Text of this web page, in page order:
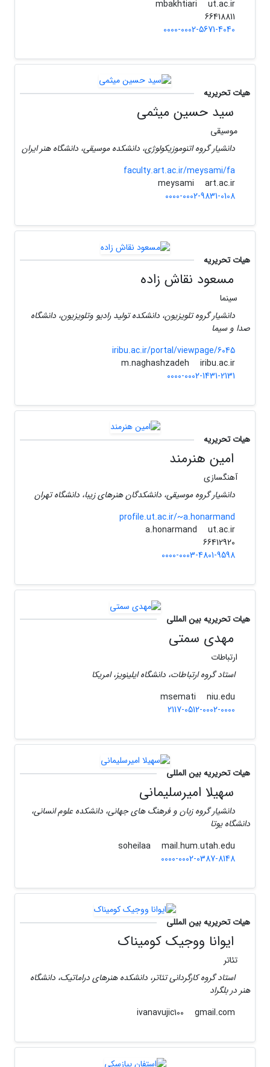
mbakhtiari
ut.ac.ir
0000-0002-5671-4040
هیات تحریریه
سید حسین میثمی
موسیقی
دانشیار گروه اتنوموزیکولوژی، دانشکده موسیقی، دانشگاه هنر ایران
faculty.art.ac.ir/meysami/fa
meysami
art.ac.ir
0000-0002-9831-0108
هیات تحریریه
مسعود نقاش زاده
سینما
دانشیار گروه تلویزیون، دانشکده تولید رادیو وتلویزیون، دانشگاه
صدا و سیما
iribu.ac.ir/portal/viewpage/6045
m.naghashzadeh
iribu.ac.ir
0000-0002-1431-2131
هیات تحریریه
امین هنرمند
آهنگسازی
دانشیار گروه موسیقی، دانشکدگان هنرهای زیبا، دانشگاه تهران
profile.ut.ac.ir/~a.honarmand
a.honarmand
ut.ac.ir
0000-0003-4801-9598
هیات تحریریه بین المللی
مهدی سمتی
ارتباطات
استاد گروه ارتباطات، دانشگاه ایلینویز، امریکا
niu.edu
2117-0512-0002-0000
هیات تحریریه بین المللی
سهیلا امیرسلیمانی
دانشیار گروه زبان و فرهنگ های جهانی، دانشکده علوم انسانی،
دانشگاه یوتا
mail.hum.utah.edu
0000-0002-0387-8148
هیات تحریریه بین المللی
ایوانا ووجیک کومیناک
تئاتر
استاد گروه کارگردانی تئاتر، دانشکده هنرهای دراماتیک، دانشگاه
هنر در بلگراد
gmail.com